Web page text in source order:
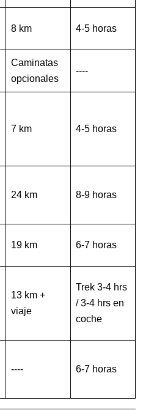
8 km 4-5 horas
Caminatas
opcionales
----
7 km 4-5 horas
24 km 8-9 horas
19 km 6-7 horas
13 km +
viaje
Trek 3-4 hrs
/ 3-4 hrs en
coche
---- 6-7 horas